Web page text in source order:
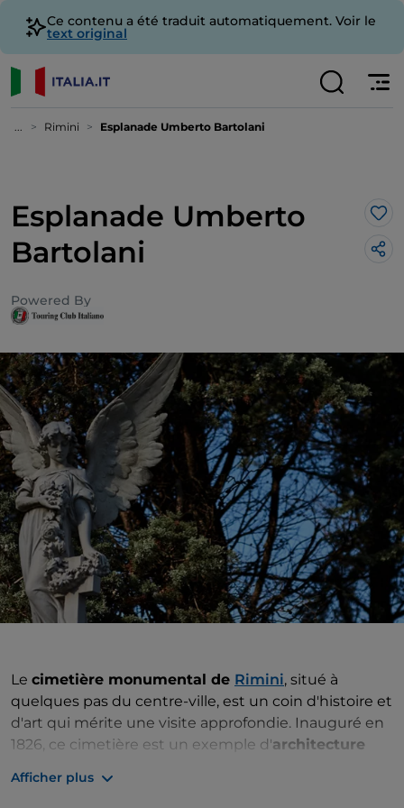
Ce contenu a été traduit automatiquement. Voir le
text original
... Rimini Esplanade Umberto Bartolani
Esplanade Umberto
Bartolani
Powered By
Le cimetière monumental de Rimini, situé à
quelques pas du centre-ville, est un coin d'histoire et
d'art qui mérite une visite approfondie. Inauguré en
1826, ce cimetière est un exemple d'architecture
des personnalités qui ont marqué l'histoire de Rimini
Afficher plus